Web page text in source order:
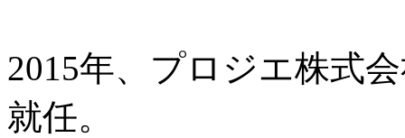
2015年、プロジエ株式
就任。